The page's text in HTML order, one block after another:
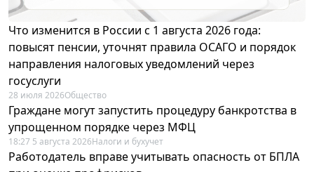
Что изменится в России с 1 августа 2026 года:
повысят пенсии, уточнят правила ОСАГО и порядок
направления налоговых уведомлений через
госуслуги
28 июля 2026Общество
Граждане могут запустить процедуру банкротства в
упрощенном порядке через МФЦ
18:27 5 августа 2026Налоги и бухучет
Работодатель вправе учитывать опасность от БПЛА